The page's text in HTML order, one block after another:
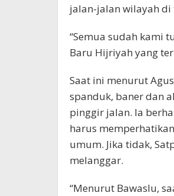
jalan-jalan wilayah
“Semua sudah kami
Baru Hijriyah yang
Saat ini menurut
spanduk, baner dan
pinggir jalan. Ia
harus
umum. Jika tidak,
melanggar.
“Menurut Bawaslu,